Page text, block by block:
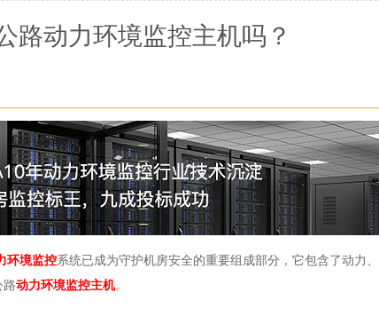
路动力环境监控主机吗？
环境监控系统已成为守护机房安全的重要组成部分，它包含了动力
路动力环境监控主机。